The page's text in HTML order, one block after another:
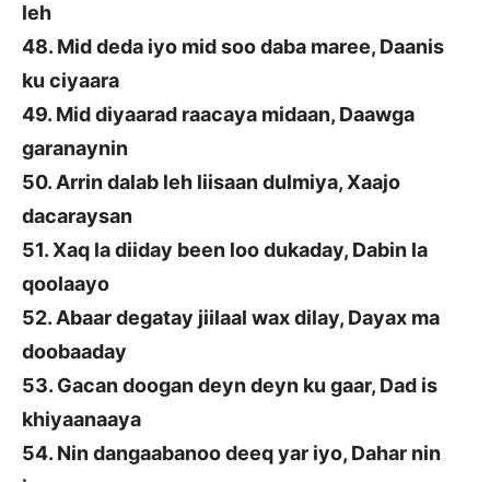
leh
48. Mid deda iyo mid soo daba maree, Daanis
ku ciyaara
49. Mid diyaarad raacaya midaan, Daawga
garanaynin
50. Arrin dalab leh liisaan dulmiya, Xaajo
dacaraysan
51. Xaq la diiday been loo dukaday, Dabin la
qoolaayo
52. Abaar degatay jiilaal wax dilay, Dayax ma
doobaaday
53. Gacan doogan deyn deyn ku gaar, Dad is
khiyaanaaya
54. Nin dangaabanoo deeq yar iyo, Dahar nin